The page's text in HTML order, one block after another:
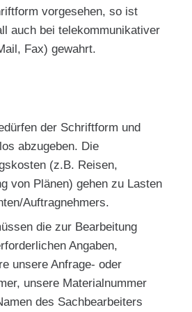
vorgesehen, so ist
auch bei telekommunikativer
Fax) gewahrt.
der Schriftform und
abzugeben. Die
(z.B. Reisen,
von Plänen) gehen zu Lasten
Auftragnehmers.
die zur Bearbeitung
Angaben,
unsere Anfrage- oder
unsere Materialnummer
des Sachbearbeiters